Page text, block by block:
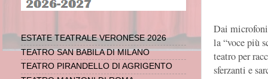
Dai
la “voce più
teatro per
sferzanti e
ESTATE TEATRALE VERONESE 2026
TEATRO SAN BABILA DI MILANO
TEATRO PIRANDELLO DI AGRIGENTO